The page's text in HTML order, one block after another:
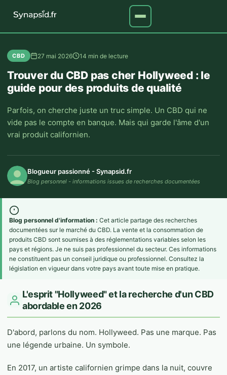
CBD 27 mai 2026 14 min de lecture
Trouver du CBD pas cher Hollyweed : le
guide pour des produits de qualité
Parfois, on cherche juste un truc simple. Un CBD qui ne
vide pas le compte en banque. Mais qui garde l'âme d'un
vrai produit californien.
Blogueur passionné - Synapsid.fr
Blog personnel - informations issues de recherches documentées
Blog personnel d'information : Cet article partage des recherches
documentées sur le marché du CBD. La vente et la consommation de
produits CBD sont soumises à des réglementations variables selon les
pays et régions. Je ne suis pas professionnel du secteur. Ces informations
ne constituent pas un conseil juridique ou professionnel. Consultez la
législation en vigueur dans votre pays avant toute mise en pratique.
L'esprit "Hollyweed" et la recherche d'un CBD
abordable en 2026
D'abord, parlons du nom. Hollyweed. Pas une marque. Pas
une légende urbaine. Un symbole.
En 2017, un artiste californien grimpe dans la nuit, couvre